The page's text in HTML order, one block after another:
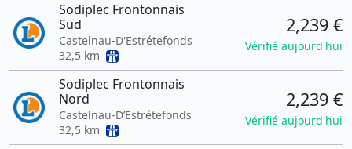
Sodiplec Frontonnais
Sud
Castelnau-D'Estrétefonds
32,5 km
2,239 €
Vérifié aujourd'hui
Sodiplec Frontonnais
Nord
Castelnau-D’Estrétefonds
32,5 km
2,239 €
Vérifié aujourd'hui